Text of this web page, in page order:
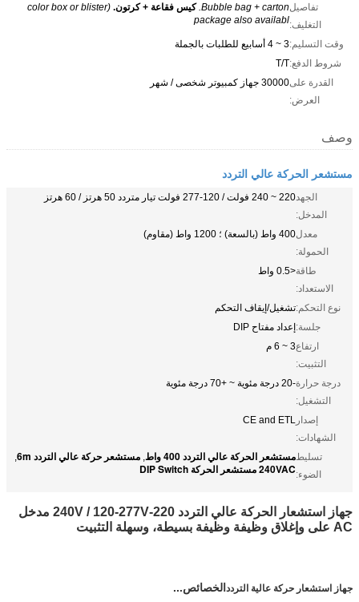
تفاصيل
التغليف:
Bubble bag + carton. كيس فقاعة + كرتون. (color box or blister
package also availabl
وقت التسليم:3 ~ 4 أسابيع للطلبات بالجملة
شروط الدفع:T/T
القدرة على
العرض:
30000 جهاز كمبيوتر شخصى / شهر
وصف
مستشعر الحركة عالي التردد
الجهد
المدخل:
220 ~ 240 فولت / 120-277 فولت تيار متردد 50 هرتز / 60 هرتز
معدل
الحمولة:
400 واط (بالسعة) ؛ 1200 واط (مقاوم)
طاقة
الاستعداد:
<0.5 واط
نوع التحكم:تشغيل/إيقاف التحكم
جلسة:إعداد مفتاح DIP
ارتفاع
التثبيت:
3 ~ 6 م
درجة حرارة
التشغيل:
-20 درجة مئوية ~ +70 درجة مئوية
إصدار
الشهادات:
CE and ETL
تسليط
الضوء:
مستشعر الحركة عالي التردد 400 واط , مستشعر حركة عالي التردد 6m ,
240VAC مستشعر الحركة DIP Switch
جهاز استشعار الحركة عالي التردد 220-240V / 120-277V مدخل
AC على وإغلاق وظيفة وظيفة بسيطة، وسهلة التثبيت
جهاز استشعار حركة عالية التردد الخصائص...